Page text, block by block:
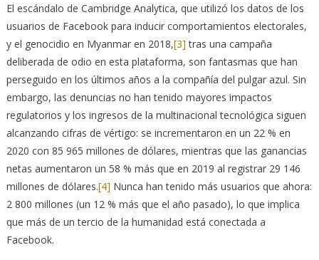
El escándalo de Cambridge Analytica, que utilizó los datos de los
usuarios de Facebook para inducir comportamientos electorales,
y el genocidio en Myanmar en 2018,[3] tras una campaña
deliberada de odio en esta plataforma, son fantasmas que han
perseguido en los últimos años a la compañía del pulgar azul. Sin
embargo, las denuncias no han tenido mayores impactos
regulatorios y los ingresos de la multinacional tecnológica siguen
alcanzando cifras de vértigo: se incrementaron en un 22 % en
2020 con 85 965 millones de dólares, mientras que las ganancias
netas aumentaron un 58 % más que en 2019 al registrar 29 146
millones de dólares.[4] Nunca han tenido más usuarios que ahora:
2 800 millones (un 12 % más que el año pasado), lo que implica
que más de un tercio de la humanidad está conectada a
Facebook.